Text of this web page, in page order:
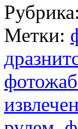
Рубрика:
Метки: